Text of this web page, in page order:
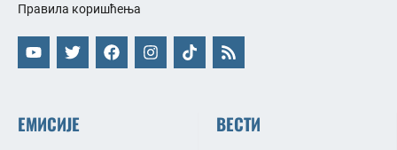
Правила коришћења
ЕМИСИЈЕ ВЕСТИ